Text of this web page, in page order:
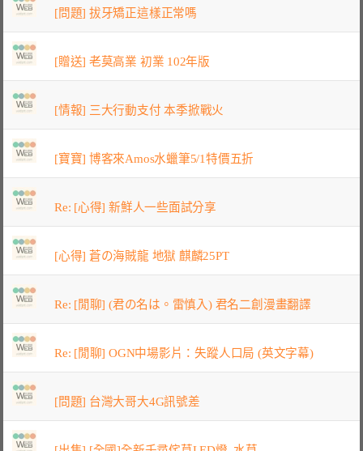
[問題] 拔牙矯正這樣正常嗎
[贈送] 老莫高業 初業 102年版
[情報] 三大行動支付 本季掀戰火
[寶寶] 博客來Amos水蠟筆5/1特價五折
Re: [心得] 新鮮人一些面試分享
[心得] 蒼の海賊龍 地獄 麒麟25PT
Re: [閒聊] (君の名は。雷慎入) 君名二創漫畫翻譯
Re: [閒聊] OGN中場影片：失蹤人口局 (英文字幕)
[問題] 台灣大哥大4G訊號差